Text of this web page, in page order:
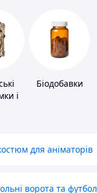
і
Біодобавки
для аніматорів
ворота та